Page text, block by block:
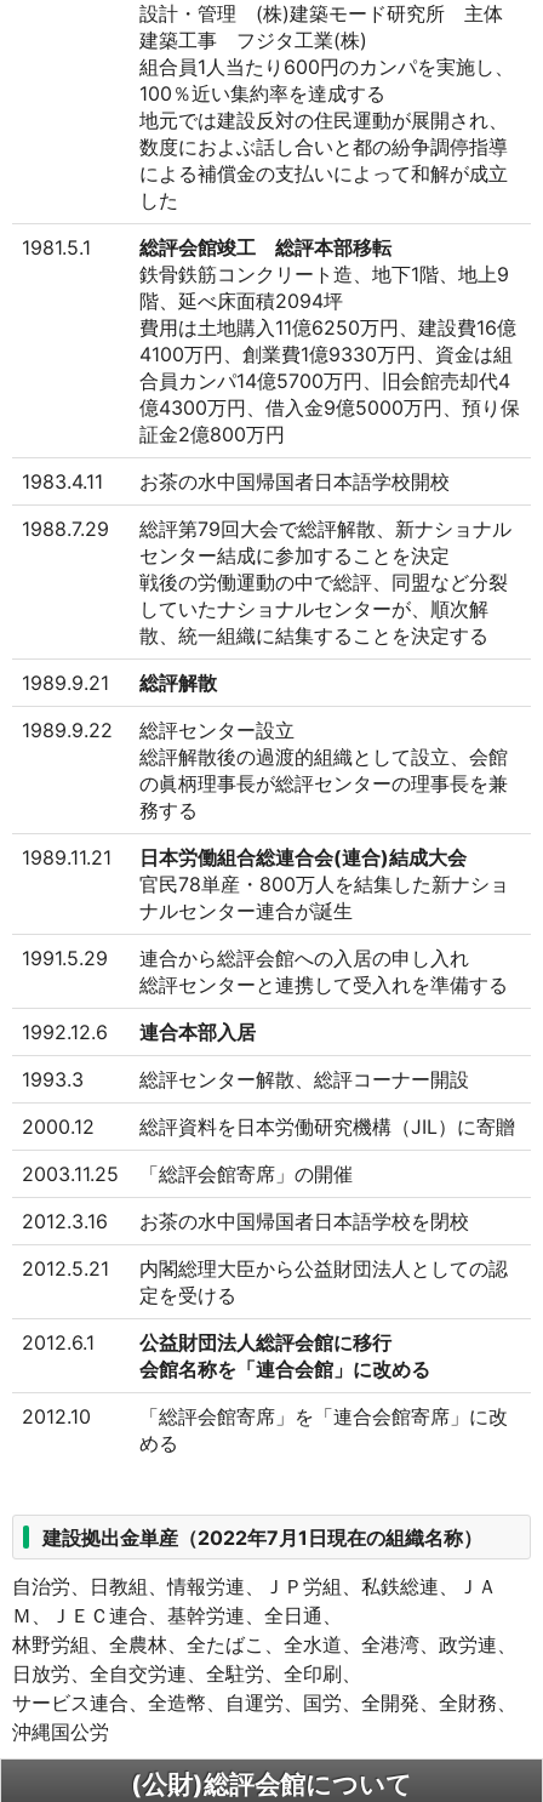
設計・管理 (株)建築モード研究所 主体
建築工事 フジタ工業(株)
組合員1人当たり600円のカンパを実施し、
100％近い集約率を達成する
地元では建設反対の住民運動が展開され、
数度におよぶ話し合いと都の紛争調停指導
による補償金の支払いによって和解が成立
した
1981.5.1
総評会館竣工 総評本部移転
鉄骨鉄筋コンクリート造、地下1階、地上9
階、延べ床面積2094坪
費用は土地購入11億6250万円、建設費16億
4100万円、創業費1億9330万円、資金は組
合員カンパ14億5700万円、旧会館売却代4
億4300万円、借入金9億5000万円、預り保
証金2億800万円
1983.4.11
お茶の水中国帰国者日本語学校開校
1988.7.29
総評第79回大会で総評解散、新ナショナル
センター結成に参加することを決定
戦後の労働運動の中で総評、同盟など分裂
していたナショナルセンターが、順次解
散、統一組織に結集することを決定する
1989.9.21
総評解散
1989.9.22
総評センター設立
総評解散後の過渡的組織として設立、会館
の眞柄理事長が総評センターの理事長を兼
務する
1989.11.21
日本労働組合総連合会(連合)結成大会
官民78単産・800万人を結集した新ナショ
ナルセンター連合が誕生
1991.5.29
連合から総評会館への入居の申し入れ
総評センターと連携して受入れを準備する
1992.12.6
連合本部入居
1993.3
総評センター解散、総評コーナー開設
2000.12
総評資料を日本労働研究機構（JIL）に寄贈
2003.11.25
「総評会館寄席」の開催
2012.3.16
お茶の水中国帰国者日本語学校を閉校
2012.5.21
内閣総理大臣から公益財団法人としての認
定を受ける
2012.6.1
公益財団法人総評会館に移行
会館名称を「連合会館」に改める
2012.10
「総評会館寄席」を「連合会館寄席」に改
める
建設拠出金単産（2022年7月1日現在の組織名称）
自治労、日教組、情報労連、ＪＰ労組、私鉄総連、ＪＡ
Ｍ、ＪＥＣ連合、基幹労連、全日通、
林野労組、全農林、全たばこ、全水道、全港湾、政労連、
日放労、全自交労連、全駐労、全印刷、
サービス連合、全造幣、自運労、国労、全開発、全財務、
沖縄国公労
(公財)総評会館について